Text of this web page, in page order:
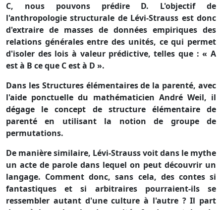
C, nous pouvons prédire D. L'objectif de
l'anthropologie structurale de Lévi-Strauss est donc
d'extraire de masses de données empiriques des
relations générales entre des unités, ce qui permet
d'isoler des lois à valeur prédictive, telles que : « A
est à B ce que C est à D ».
Dans les Structures élémentaires de la parenté, avec
l'aide ponctuelle du mathématicien André Weil, il
dégage le concept de structure élémentaire de
parenté en utilisant la notion de groupe de
permutations.
De manière similaire, Lévi-Strauss voit dans le mythe
un acte de parole dans lequel on peut découvrir un
langage. Comment donc, sans cela, des contes si
fantastiques et si arbitraires pourraient-ils se
ressembler autant d'une culture à l'autre ? Il part